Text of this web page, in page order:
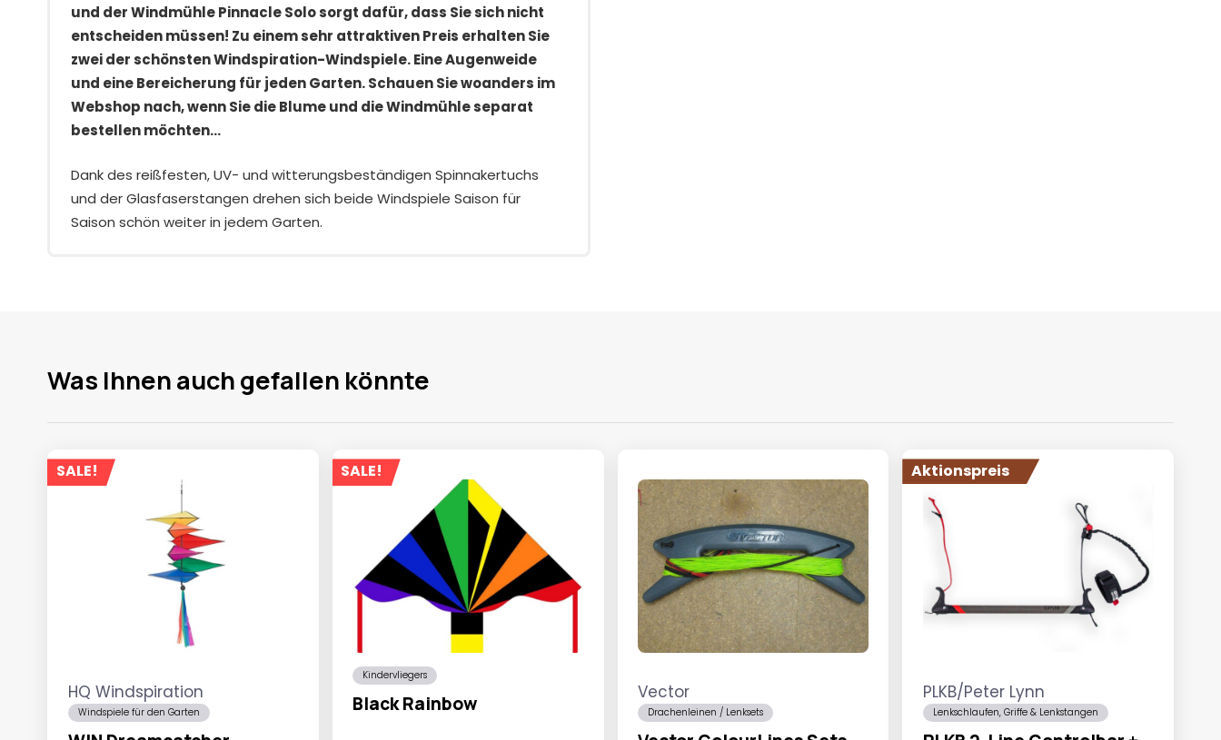
und der Windmühle Pinnacle Solo sorgt dafür, dass Sie sich nicht
entscheiden müssen! Zu einem sehr attraktiven Preis erhalten Sie
zwei der schönsten Windspiration-Windspiele. Eine Augenweide
und eine Bereicherung für jeden Garten. Schauen Sie woanders im
Webshop nach, wenn Sie die Blume und die Windmühle separat
bestellen möchten…
Dank des reißfesten, UV- und witterungsbeständigen Spinnakertuchs
und der Glasfaserstangen drehen sich beide Windspiele Saison für
Saison schön weiter in jedem Garten.
Was Ihnen auch gefallen könnte
SALE!
HQ Windspiration
Windspiele für den Garten
SALE!
Kindervliegers
Black Rainbow
Vector
Drachenleinen / Lenksets
Aktionspreis
PLKB/Peter Lynn
Lenkschlaufen, Griffe & Lenkstangen